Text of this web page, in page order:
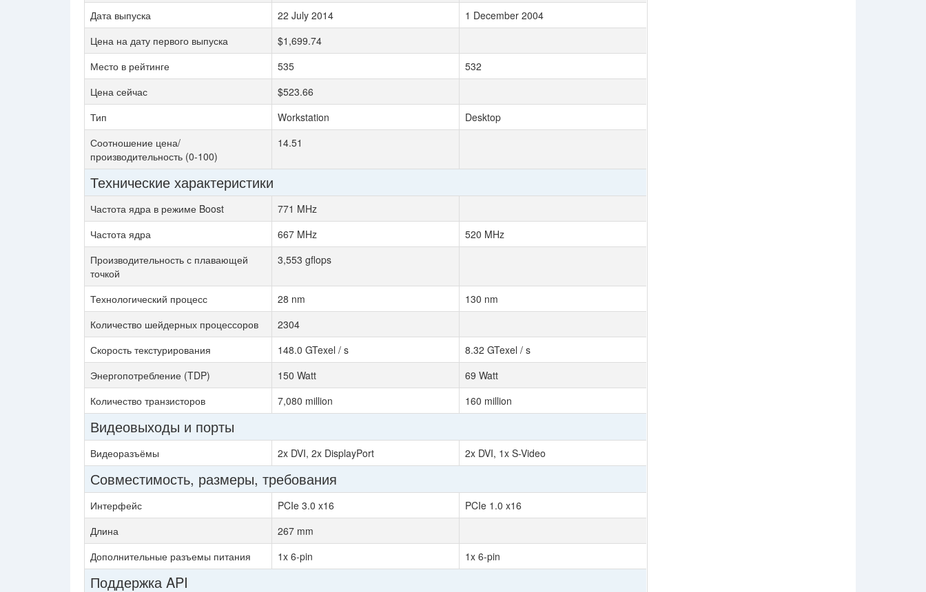
Дата выпуска
22 July 2014
1 December 2004
Цена на дату первого выпуска
$1,699.74
Место в рейтинге
535
532
Цена сейчас
$523.66
Тип
Workstation
Desktop
Соотношение цена/
производительность (0-100)
14.51
Технические характеристики
Частота ядра в режиме Boost
771 MHz
Частота ядра
667 MHz
520 MHz
Производительность с плавающей
точкой
3,553 gflops
Технологический процесс 28 nm
130 nm
Количество шейдерных процессоров
2304
Скорость текстурирования
148.0 GTexel / s
8.32 GTexel / s
Энергопотребление (TDP)
150 Watt
69 Watt
Количество транзисторов
7,080 million 160 million
Видеовыходы и порты
Видеоразъёмы 2x DVI, 2x DisplayPort 2x DVI, 1x S-Video
Совместимость, размеры, требования
Интерфейс PCIe 3.0 x16
PCIe 1.0 x16
Длина
267 mm
Дополнительные разъемы питания
1x 6-pin 1x 6-pin
Поддержка API